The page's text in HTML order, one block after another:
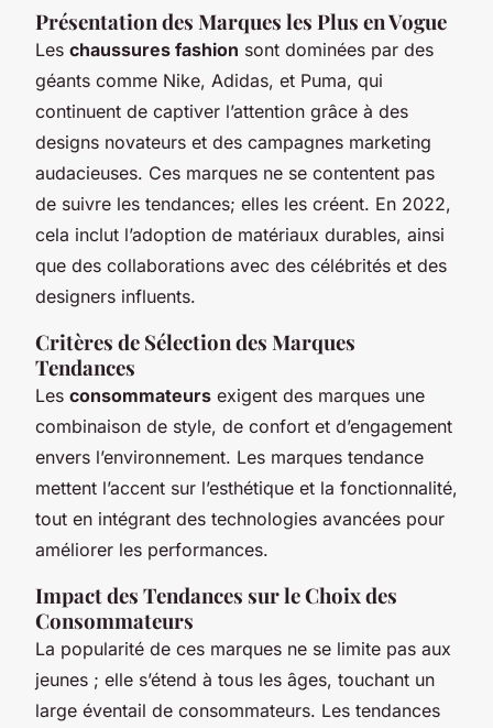
Présentation des Marques les Plus en Vogue
Les chaussures fashion sont dominées par des
géants comme Nike, Adidas, et Puma, qui
continuent de captiver l’attention grâce à des
designs novateurs et des campagnes marketing
audacieuses. Ces marques ne se contentent pas
de suivre les tendances; elles les créent. En 2022,
cela inclut l’adoption de matériaux durables, ainsi
que des collaborations avec des célébrités et des
designers influents.
Critères de Sélection des Marques
Tendances
Les consommateurs exigent des marques une
combinaison de style, de confort et d’engagement
envers l’environnement. Les marques tendance
mettent l’accent sur l’esthétique et la fonctionnalité,
tout en intégrant des technologies avancées pour
améliorer les performances.
Impact des Tendances sur le Choix des
Consommateurs
La popularité de ces marques ne se limite pas aux
jeunes ; elle s’étend à tous les âges, touchant un
large éventail de consommateurs. Les tendances